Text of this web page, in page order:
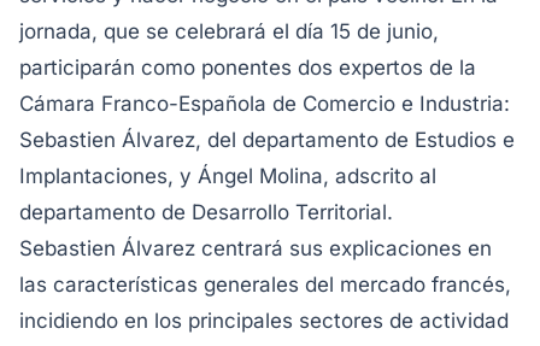
jornada, que se celebrará el día 15 de junio,
participarán como ponentes dos expertos de la
Cámara Franco-Española de Comercio e Industria:
Sebastien Álvarez, del departamento de Estudios e
Implantaciones, y Ángel Molina, adscrito al
departamento de Desarrollo Territorial.
Sebastien Álvarez centrará sus explicaciones en
las características generales del mercado francés,
incidiendo en los principales sectores de actividad